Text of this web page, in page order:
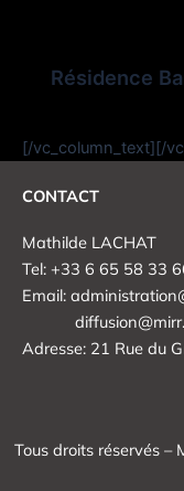
Résidence
[/vc_column_text][/
CONTACT
Mathilde LACHAT
Tel: +33 6 65 58 33
Email:
Adresse: 21 Rue du
Tous droits réservés –